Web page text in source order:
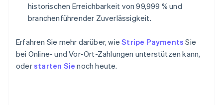
historischen Erreichbarkeit von 99,999 % und
branchenführender Zuverlässigkeit.
Erfahren Sie mehr darüber, wieStripe Payments Sie
bei Online- und Vor-Ort-Zahlungen unterstützen kann,
oderstarten Sie noch heute.